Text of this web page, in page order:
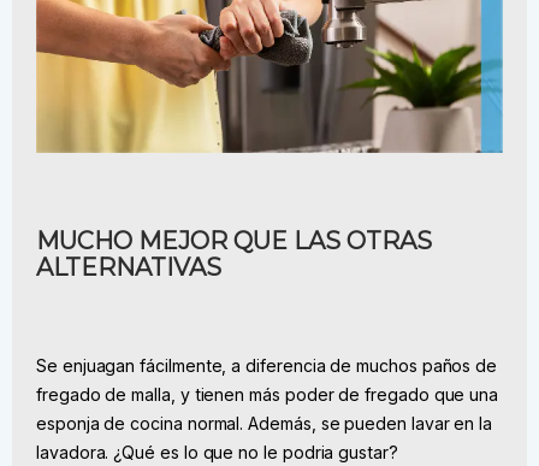
MUCHO MEJOR QUE LAS OTRAS
ALTERNATIVAS
Se enjuagan fácilmente, a diferencia de muchos paños de
fregado de malla, y tienen más poder de fregado que una
esponja de cocina normal. Además, se pueden lavar en la
lavadora. ¿Qué es lo que no le podria gustar?